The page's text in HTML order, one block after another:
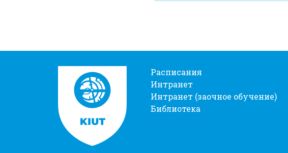
Расписания
Интранет
Интранет (заочное обучение)
Библиотека